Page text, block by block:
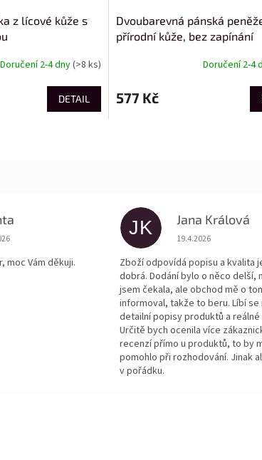
z lícové kůže s
Doručení 2-4 dny(>8 ks)
DETAIL
Dvoubarevná pánská
přírodní kůže, bez zapínání
Doručení 2-4
577 Kč
obchodu je 5 z 5 hvězdiček.
moc Vám děkuji.
JK Jana Králová
Hodnocení
19.4.2026
Zboží odpovídá popisu a kvalita
dobrá. Dodání bylo o něco delší,
jsem čekala, ale obchod mě o
informoval, takže to beru. Líbí se
detailní popisy produktů a
Určitě bych ocenila více
recenzí přímo u produktů, to by
pomohlo při rozhodování. Jinak
v pořádku.